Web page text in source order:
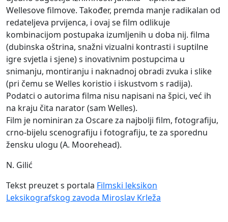
Wellesove filmove. Također, premda manje radikalan od
redateljeva prvijenca, i ovaj se film odlikuje
kombinacijom postupaka izumljenih u doba nij. filma
(dubinska oštrina, snažni vizualni kontrasti i suptilne
igre svjetla i sjene) s inovativnim postupcima u
snimanju, montiranju i naknadnoj obradi zvuka i slike
(pri čemu se Welles koristio i iskustvom s radija).
Podatci o autorima filma nisu napisani na špici, već ih
na kraju čita narator (sam Welles).
Film je nominiran za Oscare za najbolji film, fotografiju,
crno-bijelu scenografiju i fotografiju, te za sporednu
žensku ulogu (A. Moorehead).
N. Gilić
Tekst preuzet s portala Filmski leksikon
Leksikografskog zavoda Miroslav Krleža